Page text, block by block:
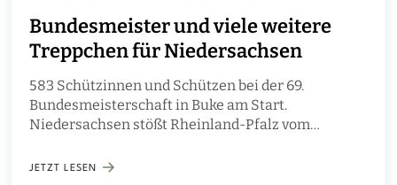
Bundesmeister und viele weitere
Treppchen für Niedersachsen
583 Schützinnen und Schützen bei der 69.
Bundesmeisterschaft in Buke am Start.
Niedersachsen stößt Rheinland-Pfalz vom
ist Bundesmeister aller Klassen.
JETZT LESEN